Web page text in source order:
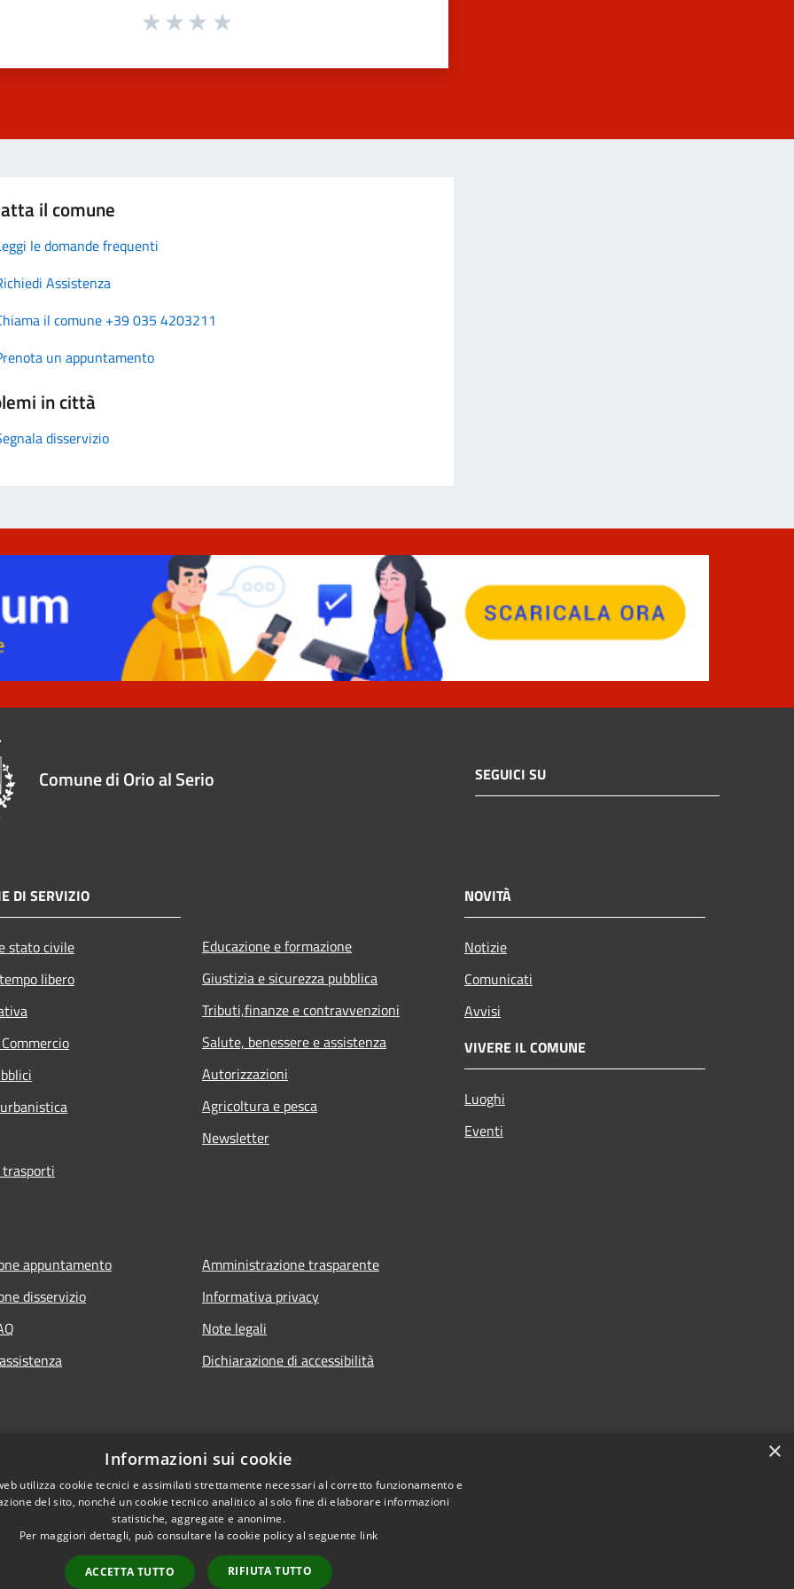
il comune
le domande frequenti
Assistenza
il comune +39 035 4203211
un appuntamento
in città
disservizio
Comune di Orio al Serio SEGUICI SU
DI SERVIZIO
stato civile
libero
Educazione e formazione
Giustizia e sicurezza pubblica
Tributi,finanze e contravvenzioni
Salute, benessere e assistenza
Autorizzazioni
Agricoltura e pesca
Newsletter
NOVITÀ
Notizie
Comunicati
Avvisi
VIVERE IL COMUNE
Luoghi
Eventi
appuntamento
disservizio
Amministrazione trasparente
Informativa privacy
Note legali
Dichiarazione di accessibilità
×
Informazioni sui cookie
utilizza cookie tecnici e assimilati strettamente necessari al corretto funzionamento e
del sito, nonché un cookie tecnico analitico al solo fine di elaborare informazioni
statistiche, aggregate e anonime.
Per maggiori dettagli, può consultare la cookie policy al seguente link
ACCETTA TUTTO RIFIUTA TUTTO